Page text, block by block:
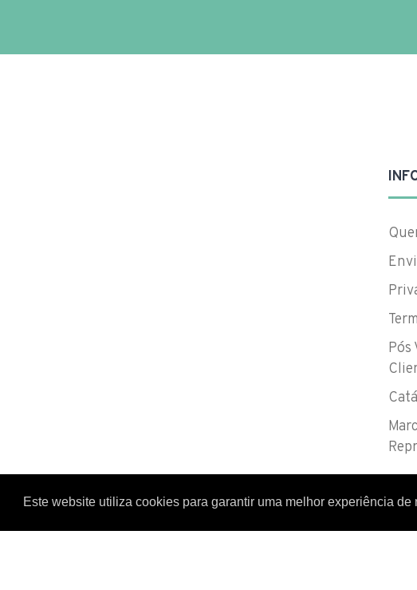
Este website utiliza cookies para garantir uma melhor experiência de
Pós